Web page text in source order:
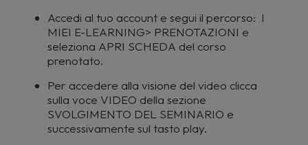
Accedi al tuo account e segui il percorso: I
MIEI E-LEARNING> PRENOTAZIONI e
seleziona APRI SCHEDA del corso
prenotato.
Per accedere alla visione del video clicca
sulla voce VIDEO della sezione
SVOLGIMENTO DEL SEMINARIO e
successivamente sul tasto play.